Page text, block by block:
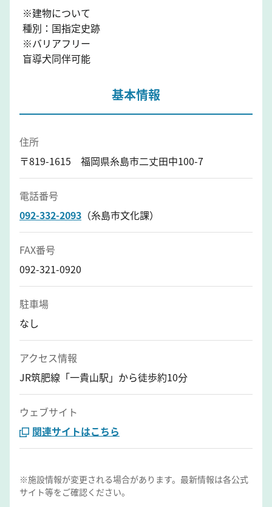
※建物について
種別：国指定史跡
※バリアフリー
盲導犬同伴可能
基本情報
住所
〒819-1615 福岡県糸島市二丈田中100-7
電話番号
092-332-2093 （糸島市文化課）
FAX番号
092-321-0920
駐車場
なし
アクセス情報
JR筑肥線「一貴山駅」から徒歩約10分
ウェブサイト
関連サイトはこちら
※施設情報が変更される場合があります。最新情報は各公式
サイト等をご確認ください。